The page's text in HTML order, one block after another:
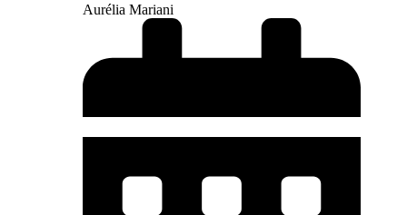
Aurélia Mariani